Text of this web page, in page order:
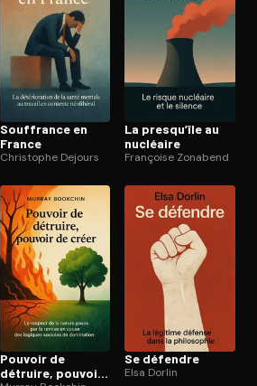
Souffrance en
France
Christophe Dejours
La presqu’île au
nucléaire
Françoise Zonabend
Pouvoir de
détruire, pouvoir
Se défendre
Elsa Dorlin